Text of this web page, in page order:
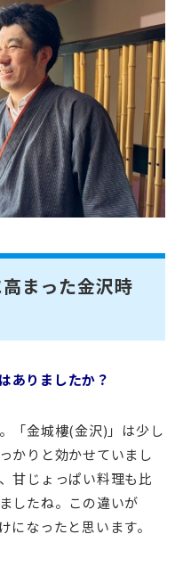
まった金沢時
ありましたか？
「金城樓(金沢)」は少し
かりと効かせていまし
甘じょっぱい料理も比
したね。この違いが
になったと思います。